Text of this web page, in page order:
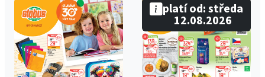
platí od: středa
12.08.2026